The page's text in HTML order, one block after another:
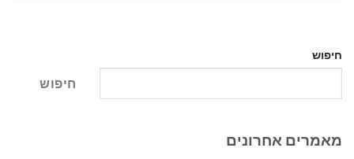
חיפוש
חיפוש
מאמרים אחרונים